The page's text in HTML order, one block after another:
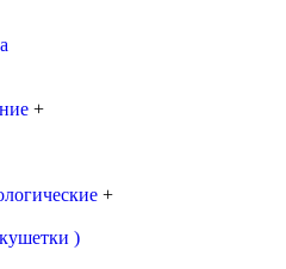
+
+
)